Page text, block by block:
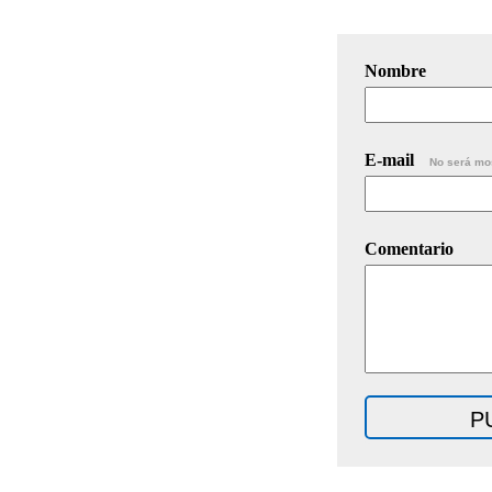
Nombre
E-mail No será
Comentario